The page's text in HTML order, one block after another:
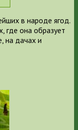
в народе ягод.
где она образует
на дачах и